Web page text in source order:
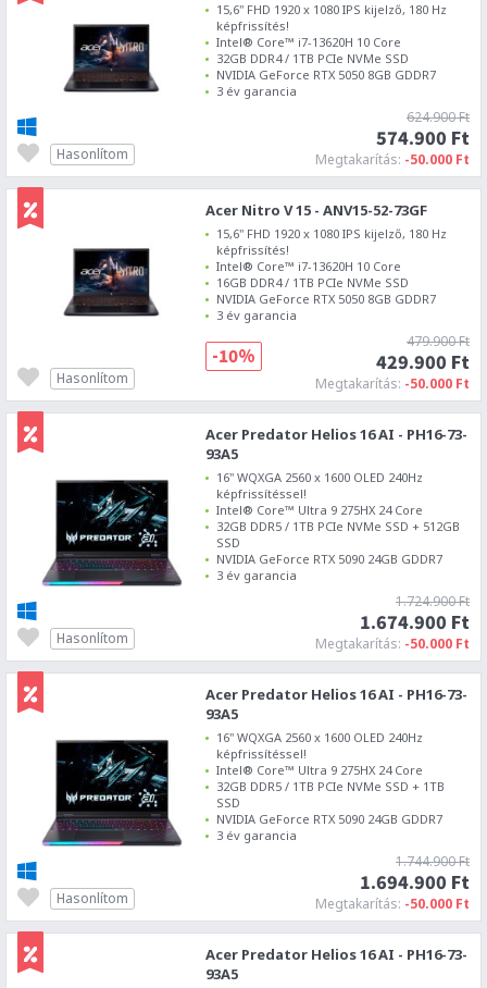
15,6" FHD 1920 x 1080 IPS kijelző, 180 Hz
képfrissítés!
Intel® Core™ i7-13620H 10 Core
32GB DDR4 / 1TB PCIe NVMe SSD
NVIDIA GeForce RTX 5050 8GB GDDR7
3 év garancia
624.900 Ft
574.900 Ft
Megtakarítás: -50.000 Ft
Hasonlítom
Acer Nitro V 15 - ANV15-52-73GF
15,6" FHD 1920 x 1080 IPS kijelző, 180 Hz
képfrissítés!
Intel® Core™ i7-13620H 10 Core
16GB DDR4 / 1TB PCIe NVMe SSD
NVIDIA GeForce RTX 5050 8GB GDDR7
3 év garancia
479.900 Ft
429.900 Ft
Megtakarítás: -50.000 Ft
-10%
Hasonlítom
Acer Predator Helios 16 AI - PH16-73-
93A5
16" WQXGA 2560 x 1600 OLED 240Hz
képfrissítéssel!
Intel® Core™ Ultra 9 275HX 24 Core
32GB DDR5 / 1TB PCIe NVMe SSD + 512GB
SSD
NVIDIA GeForce RTX 5090 24GB GDDR7
3 év garancia
1.724.900 Ft
1.674.900 Ft
Megtakarítás: -50.000 Ft
Hasonlítom
Acer Predator Helios 16 AI - PH16-73-
93A5
16" WQXGA 2560 x 1600 OLED 240Hz
képfrissítéssel!
Intel® Core™ Ultra 9 275HX 24 Core
32GB DDR5 / 1TB PCIe NVMe SSD + 1TB
SSD
NVIDIA GeForce RTX 5090 24GB GDDR7
3 év garancia
1.744.900 Ft
1.694.900 Ft
Megtakarítás: -50.000 Ft
Hasonlítom
Acer Predator Helios 16 AI - PH16-73-
93A5